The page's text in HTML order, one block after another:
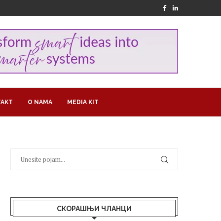
O NAMA MEDIA KIT
СКОРАШЊИ ЧЛАНЦИ